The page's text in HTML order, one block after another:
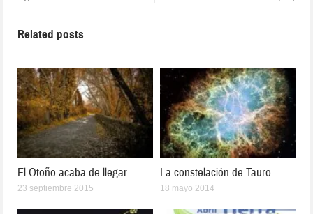
Related posts
El Otoño acaba de llegar
23 septiembre 2015
La constelación de Tauro.
18 mayo 2014